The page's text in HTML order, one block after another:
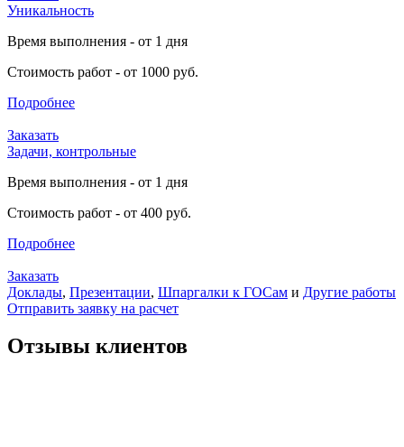
Уникальность
Время выполнения - от 1 дня
Стоимость работ - от 1000 руб.
Подробнее
Заказать
Задачи, контрольные
Время выполнения - от 1 дня
Стоимость работ - от 400 руб.
Подробнее
Заказать
Доклады, Презентации, Шпаргалки к ГОСам и Другие работы
Отправить заявку на расчет
Отзывы клиентов